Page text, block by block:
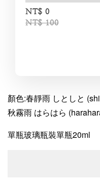
NT$ 0
NT$ 100
顏色:春靜雨 しとしと
秋霧雨 はらはら
單瓶玻璃瓶裝單瓶20ml